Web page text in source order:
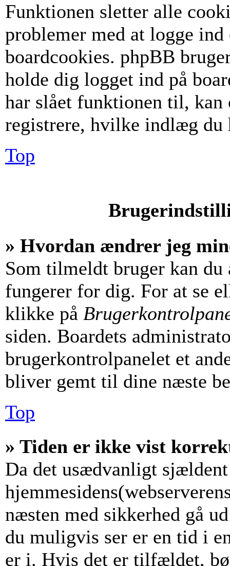
Funktionen sletter alle
problemer med at logge
boardcookies. phpBB
holde dig logget ind på
har slået funktionen til, kan
registrere, hvilke indlæg du
Top
» Hvordan ændrer jeg
Som tilmeldt bruger kan
fungerer for dig. For at se
klikke på
siden. Boardets
brugerkontrolpanelet et
bliver gemt til dine næste
Top
» Tiden er ikke vist
Da det usædvanligt
næsten med sikkerhed gå
du muligvis ser er en tid i
er i. Hvis det er tilfældet,